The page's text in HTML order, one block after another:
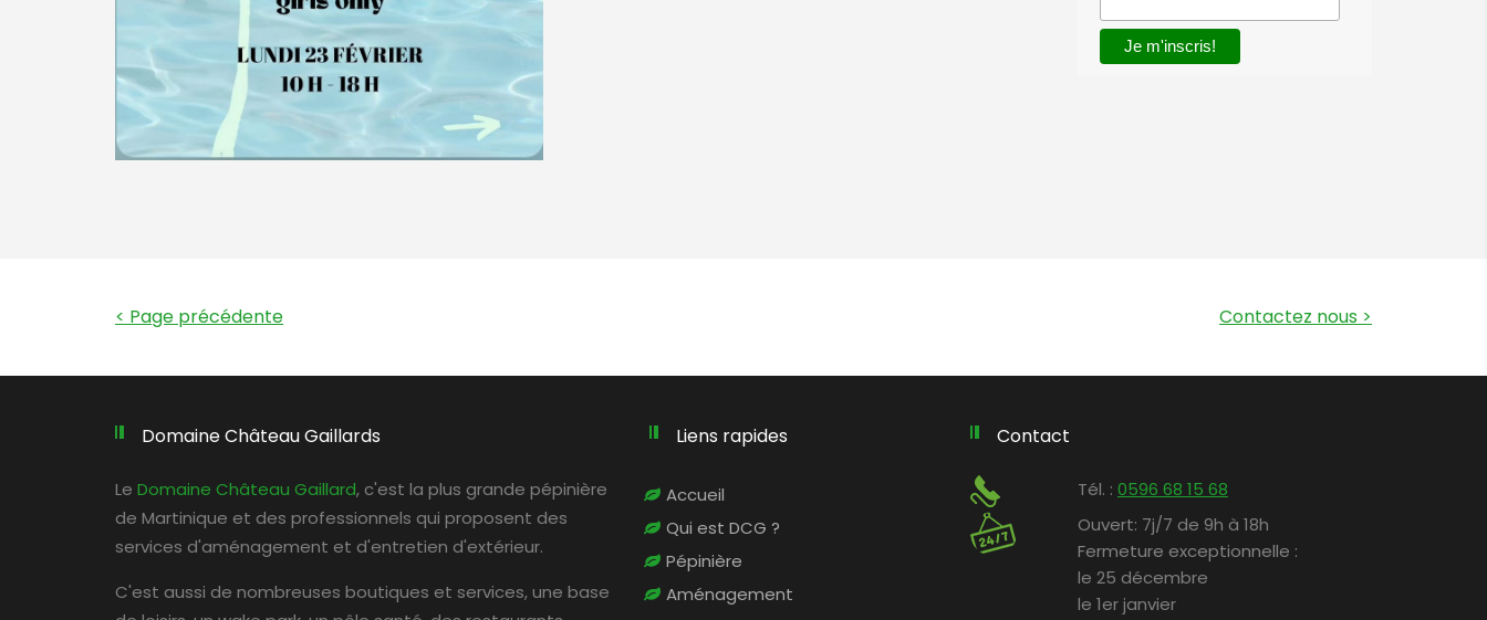
< Page précédente Contactez nous >
Domaine Château Gaillards
Le Domaine Château Gaillard, c'est la plus grande pépinière
de Martinique et des professionnels qui proposent des
services d'aménagement et d'entretien d'extérieur.
C'est aussi de nombreuses boutiques et services, une base
Liens rapides
Accueil
Qui est DCG ?
Pépinière
Aménagement
Contact
Tél. : 0596 68 15 68
Ouvert: 7j/7 de 9h à 18h
Fermeture exceptionnelle :
le 25 décembre
le 1er janvier